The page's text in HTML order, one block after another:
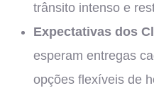
trânsito intenso e
Expectativas dos
esperam entregas
opções flexíveis de